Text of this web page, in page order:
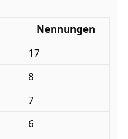
Nennungen
17
8
7
6